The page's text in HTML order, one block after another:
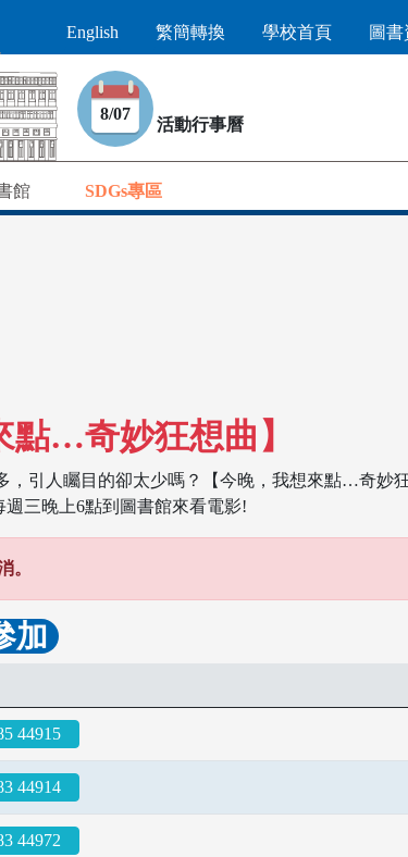
8/07
活動行事曆
English 繁簡轉換 學校首頁 圖
館 SDGs專區
點…奇妙狂想曲】
引人矚目的卻太少嗎？【今晚，我想來點…奇妙
三晚上6點到圖書館來看電影!
。
加
44915
44914
44972